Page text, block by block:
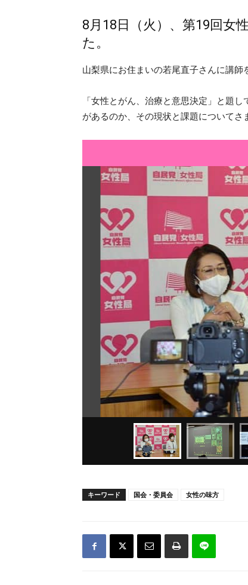
8月18日（火）、第19回女
た。
山梨県にお住まいの若尾直子さんに講師
「女性とがん、治療と意思決定」と題
があるのか、その現状と課題についてさ
キーワード 国会・委員会 女性の味方